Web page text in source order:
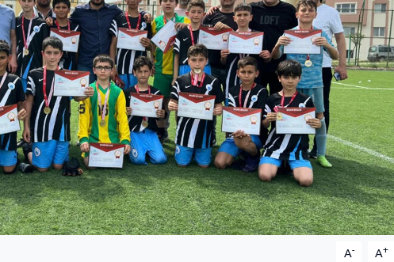
A- A+